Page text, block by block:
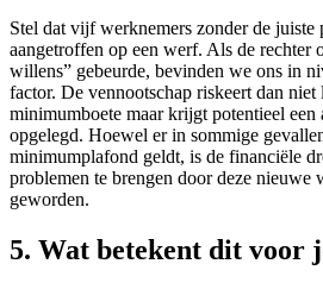
Stel dat vijf werknemers zonder de juiste
aangetroffen op een werf. Als de rechter
willens” gebeurde, bevinden we ons in
factor. De vennootschap riskeert dan niet
minimumboete maar krijgt potentieel een
opgelegd. Hoewel er in sommige
minimumplafond geldt, is de financiële
problemen te brengen door deze nieuwe
geworden.
5. Wat betekent dit voor